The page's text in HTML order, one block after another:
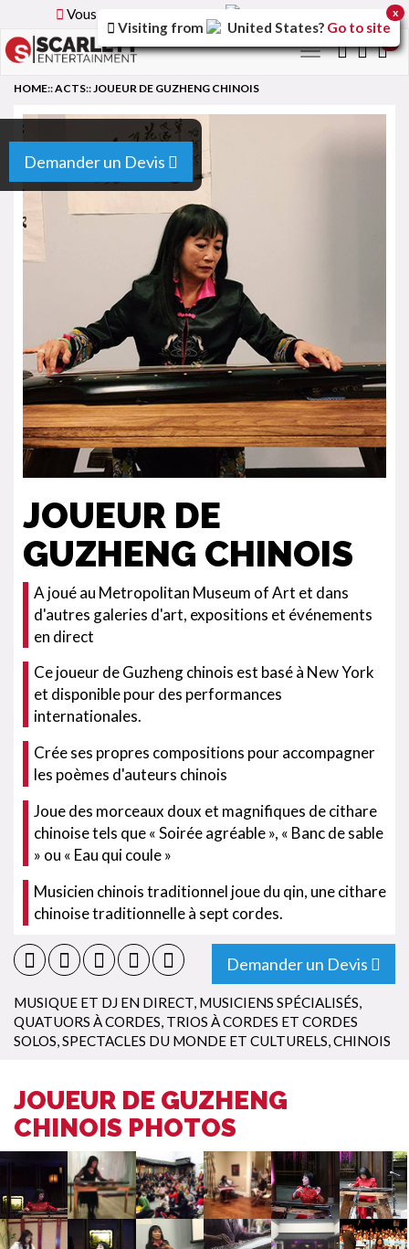
Vous parcourez la version
Toggle
Demander un Devis
HOME::ACTS::JOUEUR DE GUZHENG CHINOIS
JOUEUR DE
GUZHENG CHINOIS
A joué au Metropolitan Museum of Art et dans
d'autres galeries d'art, expositions et événements
en direct
Ce joueur de Guzheng chinois est basé à New York
et disponible pour des performances
internationales.
Crée ses propres compositions pour accompagner
les poèmes d'auteurs chinois
Joue des morceaux doux et magnifiques de cithare
chinoise tels que « Soirée agréable », « Banc de sable
» ou « Eau qui coule »
Musicien chinois traditionnel joue du qin, une cithare
chinoise traditionnelle à sept cordes.
Demander un Devis
MUSIQUE ET DJ EN DIRECT, MUSICIENS SPÉCIALISÉS,
QUATUORS À CORDES, TRIOS À CORDES ET CORDES
SOLOS,SPECTACLES DU MONDE ET CULTURELS,CHINOIS
JOUEUR DE GUZHENG
CHINOIS PHOTOS
Visiting from United States? Go to site
x